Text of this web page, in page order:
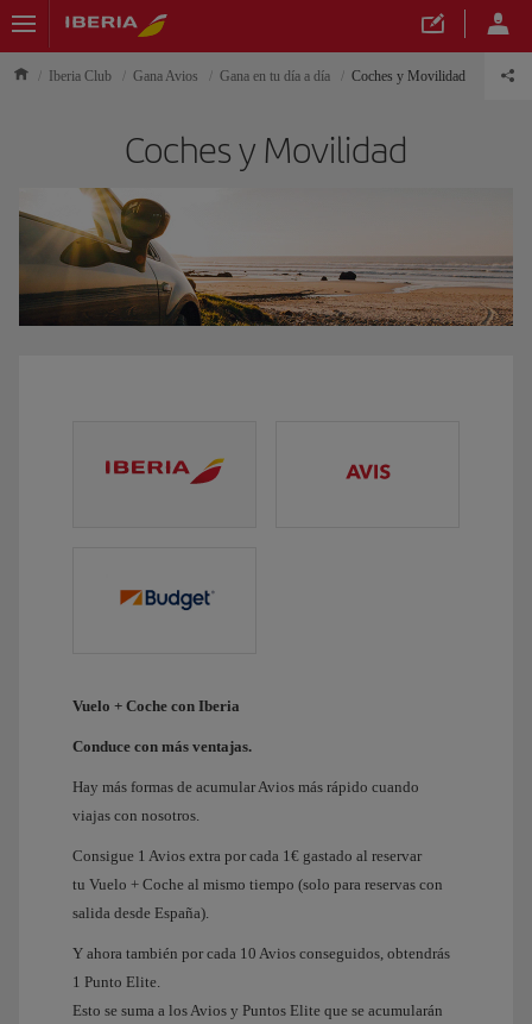
Iberia Club Gana Avios Gana en tu día a día Coches y Movilidad
Coches y Movilidad
Vuelo + Coche con Iberia
Conduce con más ventajas.
Hay más formas de acumular Avios más rápido cuando
viajas con nosotros.
Consigue 1 Avios extra por cada 1€ gastado al reservar
tu Vuelo + Coche al mismo tiempo (solo para reservas con
salida desde España).
Y ahora también por cada 10 Avios conseguidos, obtendrás
1 Punto Elite.
Esto se suma a los Avios y Puntos Elite que se acumularán